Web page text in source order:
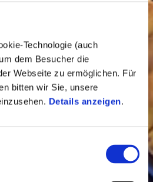
Technologie (auch
dem Besucher die
Webseite zu ermöglichen. Für
bitten wir Sie, unsere
Details anzeigen.